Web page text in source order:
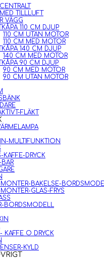
TILLLUFT
VÄGG
110 CM DJUP
110 CM UTAN MOTOR
110 CM MED MOTOR
140 CM DJUP
140 CM MED MOTOR
90 CM DJUP
90 CM MED MOTOR
90 CM UTAN MOTOR
FLÄKT
MULTIFUNKTION
KAFFE-DRYCK
BAKELSE-
GLAS-FRYS
BORDSMODELL
KAFFE O DRYCK
KYLD